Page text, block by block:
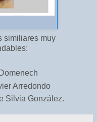
similiares muy
Arredondo
Silvia González.